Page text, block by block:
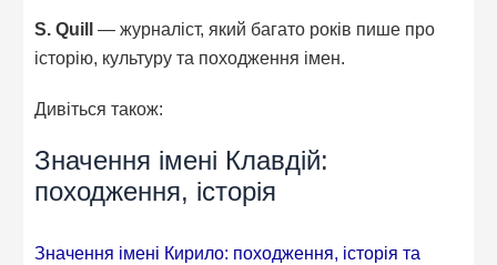
S. Quill
— журналіст, який багато років пише про
історію, культуру та походження імен.
Дивіться також:
Значення імені Клавдій:
походження, історія
Значення імені Кирило: походження, історія та